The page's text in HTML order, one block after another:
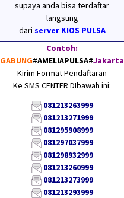
supaya anda bisa terdaftar
langsung
dari server KIOS PULSA
Contoh:
GABUNG#AMELIAPULSA#Jakarta
Kirim Format Pendaftaran
Ke SMS CENTER DIbawah ini:
081213263999
081213271999
081295908999
081297037999
081298932999
081213260999
081213273999
081213293999